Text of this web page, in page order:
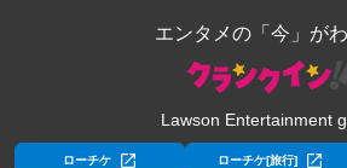
エンタメの「今」が
Lawson Entertainment
ローチケ ローチケ[旅行]